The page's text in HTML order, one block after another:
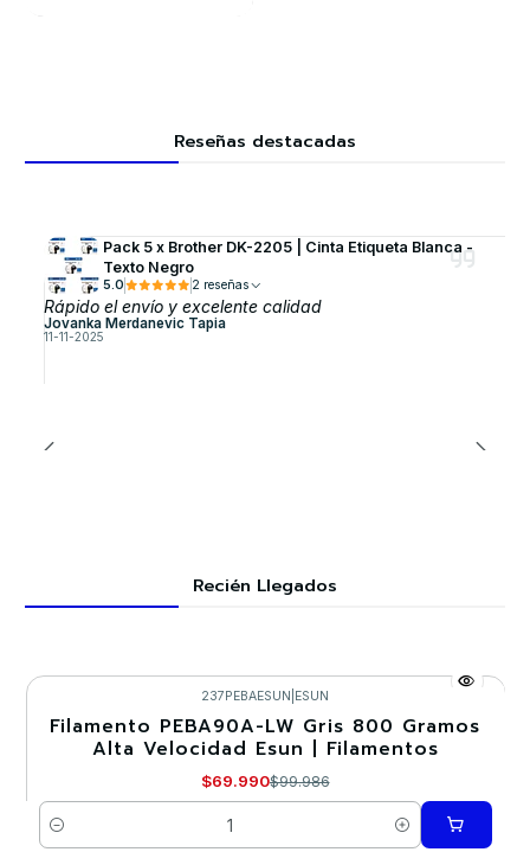
Reseñas destacadas
Pack 5 x Brother DK-2205 | Cinta Etiqueta Blanca -
Texto Negro
5.0 2 reseñas
Rápido el envío y excelente calidad
Jovanka Merdanevic Tapia
11-11-2025
Recién Llegados
-30%
237PEBAESUN ESUN
Filamento PEBA90A-LW Gris 800 Gramos
Alta Velocidad Esun | Filamentos
$69.990$99.986
Cantidad